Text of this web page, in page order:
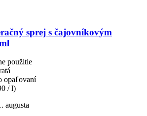
sprej s čajovníkovým
použitie
opaľovaní
/ l)
augusta